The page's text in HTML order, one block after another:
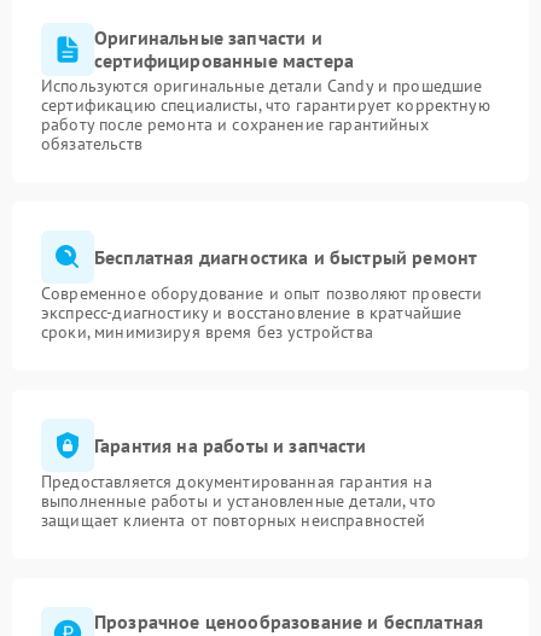
Оригинальные запчасти и
сертифицированные мастера
Используются оригинальные детали Candy и прошедшие
сертификацию специалисты, что гарантирует корректную
работу после ремонта и сохранение гарантийных
обязательств
Бесплатная диагностика и быстрый ремонт
Современное оборудование и опыт позволяют провести
экспресс-диагностику и восстановление в кратчайшие
сроки, минимизируя время без устройства
Гарантия на работы и запчасти
Предоставляется документированная гарантия на
выполненные работы и установленные детали, что
защищает клиента от повторных неисправностей
Прозрачное ценообразование и бесплатная